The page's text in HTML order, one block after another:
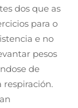
dos que as
para o
e no
pesos
de
respiración.